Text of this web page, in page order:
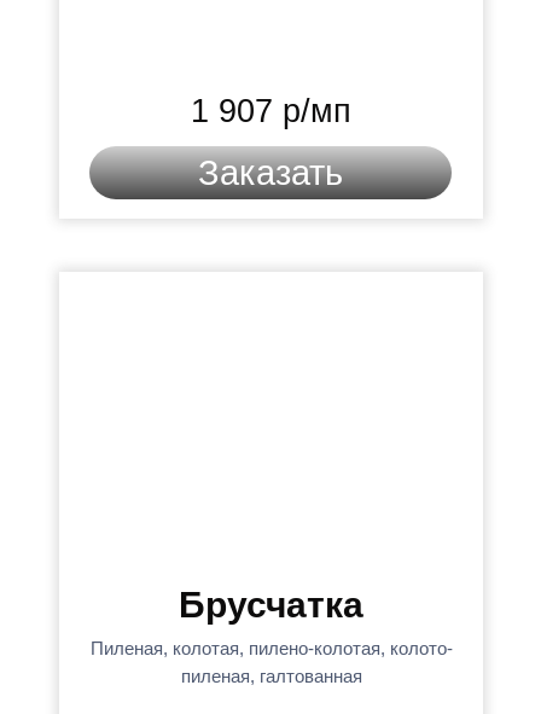
1 907 р/мп
Заказать
Брусчатка
Пиленая, колотая, пилено-колотая, колото-
пиленая, галтованная